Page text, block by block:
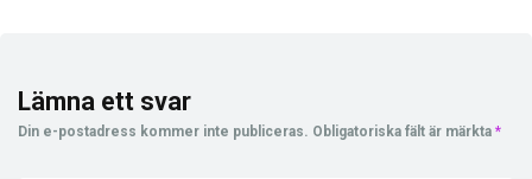
Lämna ett svar
Din e-postadress kommer inte publiceras. Obligatoriska fält är märkta *